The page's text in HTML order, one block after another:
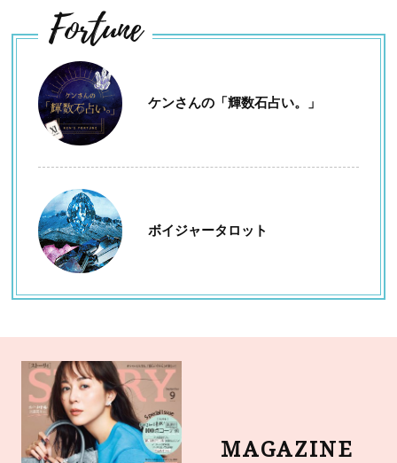
Fortune
ケンさんの「輝数石占い。」
ボイジャータロット
MAGAZINE